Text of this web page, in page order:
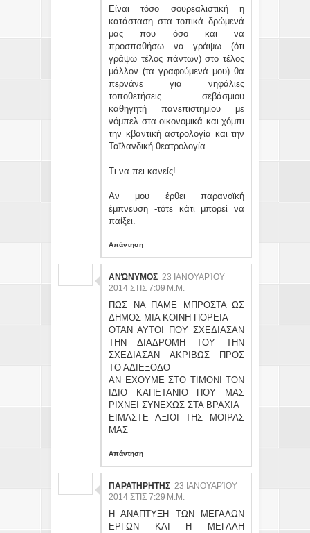
Είναι τόσο σουρεαλιστική η
κατάσταση στα τοπικά δρώμενά
μας που όσο και να
προσπαθήσω να γράψω (ότι
γράψω τέλος πάντων) στο τέλος
μάλλον (τα γραφούμενά μου) θα
περνάνε για νηφάλιες
τοποθετήσεις σεβάσμιου
καθηγητή πανεπιστημίου με
νόμπελ στα οικονομικά και χόμπι
την κβαντική αστρολογία και την
Ταϊλανδική θεατρολογία.
Τι να πει κανείς!
Αν μου έρθει παρανοϊκή
έμπνευση -τότε κάτι μπορεί να
παίξει.
Απάντηση
ΑΝΏΝΥΜΟΣ 23 ΙΑΝΟΥΑΡΊΟΥ
2014 ΣΤΙΣ 7:09 Μ.Μ.
ΠΩΣ ΝΑ ΠΑΜΕ ΜΠΡΟΣΤΑ ΩΣ
ΔΗΜΟΣ ΜΙΑ ΚΟΙΝΗ ΠΟΡΕΙΑ
ΟΤΑΝ ΑΥΤΟΙ ΠΟΥ ΣΧΕΔΙΑΣΑΝ
ΤΗΝ ΔΙΑΔΡΟΜΗ ΤΟΥ ΤΗΝ
ΣΧΕΔΙΑΣΑΝ ΑΚΡΙΒΩΣ ΠΡΟΣ
ΤΟ ΑΔΙΕΞΟΔΟ
ΑΝ ΕΧΟΥΜΕ ΣΤΟ ΤΙΜΟΝΙ ΤΟΝ
ΙΔΙΟ ΚΑΠΕΤΑΝΙΟ ΠΟΥ ΜΑΣ
ΡΙΧΝΕΙ ΣΥΝΕΧΩΣ ΣΤΑ ΒΡΑΧΙΑ
ΕΙΜΑΣΤΕ ΑΞΙΟΙ ΤΗΣ ΜΟΙΡΑΣ
ΜΑΣ
Απάντηση
ΠΑΡΑΤΗΡΗΤΗΣ 23 ΙΑΝΟΥΑΡΊΟΥ
2014 ΣΤΙΣ 7:29 Μ.Μ.
Η ΑΝΑΠΤΥΞΗ ΤΩΝ ΜΕΓΑΛΩΝ
ΕΡΓΩΝ ΚΑΙ Η ΜΕΓΑΛΗ